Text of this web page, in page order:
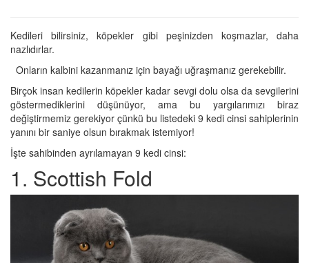
Kedileri bilirsiniz, köpekler gibi peşinizden koşmazlar, daha
nazlıdırlar.
Onların kalbini kazanmanız için bayağı uğraşmanız gerekebilir.
Birçok insan kedilerin köpekler kadar sevgi dolu olsa da sevgilerini
göstermediklerini düşünüyor, ama bu yargılarımızı biraz
değiştirmemiz gerekiyor çünkü bu listedeki 9 kedi cinsi sahiplerinin
yanını bir saniye olsun bırakmak istemiyor!
İşte sahibinden ayrılamayan 9 kedi cinsi:
1. Scottish Fold